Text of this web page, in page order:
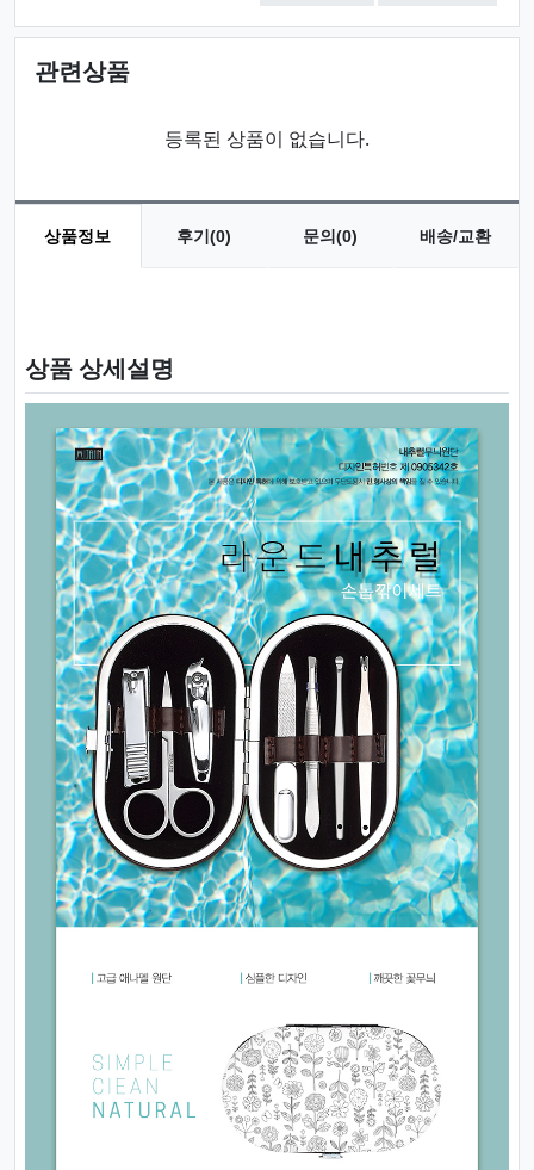
관련상품
등록된 상품이 없습니다.
상품정보 후기(0) 문의(0) 배송/교환
상품 상세설명